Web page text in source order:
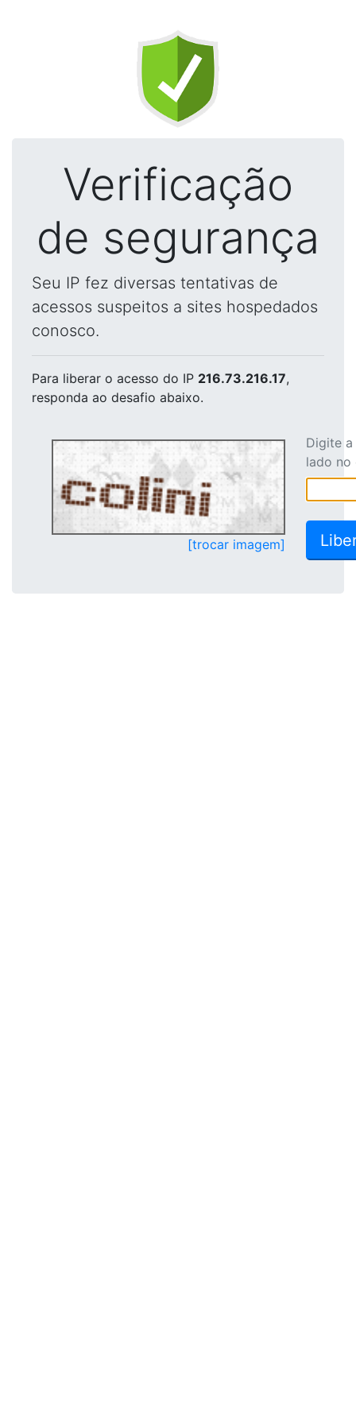
Verificação
de segurança
Seu IP fez diversas tentativas de
acessos suspeitos a sites hospedados
conosco.
Para liberar o acesso do IP 216.73.216.17,
responda ao desafio abaixo.
[trocar imagem]
Digite
lado no